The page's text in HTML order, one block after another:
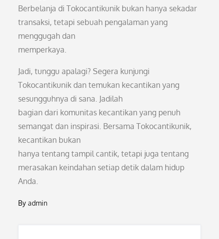
Berbelanja di Tokocantikunik bukan hanya sekadar
transaksi, tetapi sebuah pengalaman yang
menggugah dan
memperkaya.
Jadi, tunggu apalagi? Segera kunjungi
Tokocantikunik dan temukan kecantikan yang
sesungguhnya di sana. Jadilah
bagian dari komunitas kecantikan yang penuh
semangat dan inspirasi. Bersama Tokocantikunik,
kecantikan bukan
hanya tentang tampil cantik, tetapi juga tentang
merasakan keindahan setiap detik dalam hidup
Anda.
Byadmin